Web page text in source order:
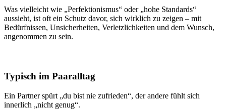
Was vielleicht wie „Perfektionismus“ oder „hohe Standards“
aussieht, ist oft ein Schutz davor, sich wirklich zu zeigen – mit
Bedürfnissen, Unsicherheiten, Verletzlichkeiten und dem Wunsch,
angenommen zu sein.
Typisch im Paaralltag
Ein Partner spürt „du bist nie zufrieden“, der andere fühlt sich
innerlich „nicht genug“.